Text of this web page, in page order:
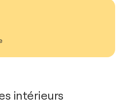
intérieurs